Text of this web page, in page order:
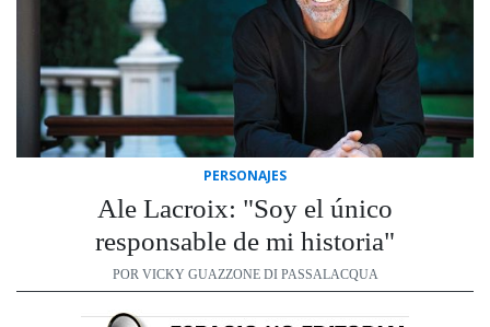
PERSONAJES
Ale Lacroix: "Soy el único
responsable de mi historia"
POR VICKY GUAZZONE DI PASSALACQUA